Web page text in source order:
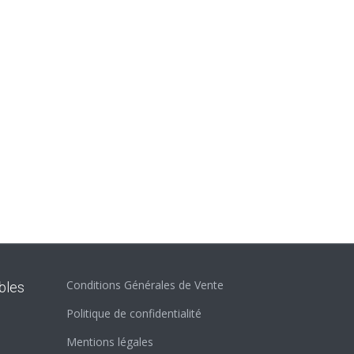
Conditions Générales de Vente
Politique de confidentialité
Mentions légales